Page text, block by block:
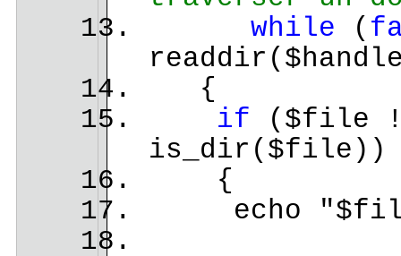
while (
{
if ($file
is_dir($file))
{
echo